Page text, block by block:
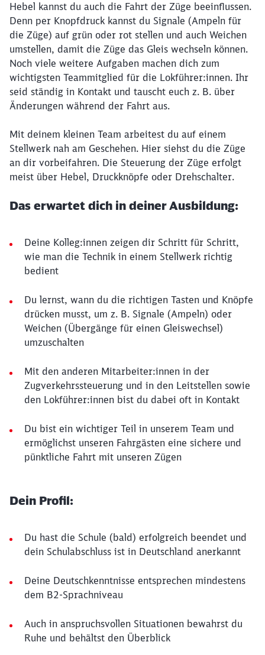
Hebel kannst du auch die Fahrt der Züge beeinflussen.
Denn per Knopfdruck kannst du Signale (Ampeln für
die Züge) auf grün oder rot stellen und auch Weichen
umstellen, damit die Züge das Gleis wechseln können.
Noch viele weitere Aufgaben machen dich zum
wichtigsten Teammitglied für die Lokführer:innen. Ihr
seid ständig in Kontakt und tauscht euch z. B. über
Änderungen während der Fahrt aus.
Mit deinem kleinen Team arbeitest du auf einem
Stellwerk nah am Geschehen. Hier siehst du die Züge
an dir vorbeifahren. Die Steuerung der Züge erfolgt
meist über Hebel, Druckknöpfe oder Drehschalter.
Das erwartet dich in deiner Ausbildung:
Deine Kolleg:innen zeigen dir Schritt für Schritt,
wie man die Technik in einem Stellwerk richtig
bedient
Du lernst, wann du die richtigen Tasten und Knöpfe
drücken musst, um z. B. Signale (Ampeln) oder
Weichen (Übergänge für einen Gleiswechsel)
umzuschalten
Mit den anderen Mitarbeiter:innen in der
Zugverkehrssteuerung und in den Leitstellen sowie
den Lokführer:innen bist du dabei oft in Kontakt
Du bist ein wichtiger Teil in unserem Team und
ermöglichst unseren Fahrgästen eine sichere und
pünktliche Fahrt mit unseren Zügen
Dein Profil:
Du hast die Schule (bald) erfolgreich beendet und
dein Schulabschluss ist in Deutschland anerkannt
Deine Deutschkenntnisse entsprechen mindestens
dem B2-Sprachniveau
Auch in anspruchsvollen Situationen bewahrst du
Ruhe und behältst den Überblick